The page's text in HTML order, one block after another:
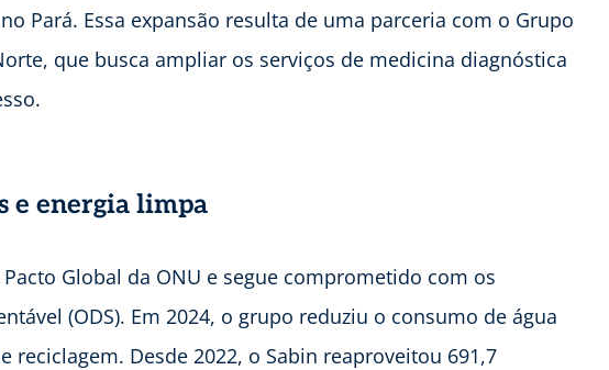
Pará. Essa expansão resulta de uma parceria com o Grupo
que busca ampliar os serviços de medicina diagnóstica
e energia limpa
Global da ONU e segue comprometido com os
(ODS). Em 2024, o grupo reduziu o consumo de água
reciclagem. Desde 2022, o Sabin reaproveitou 691,7